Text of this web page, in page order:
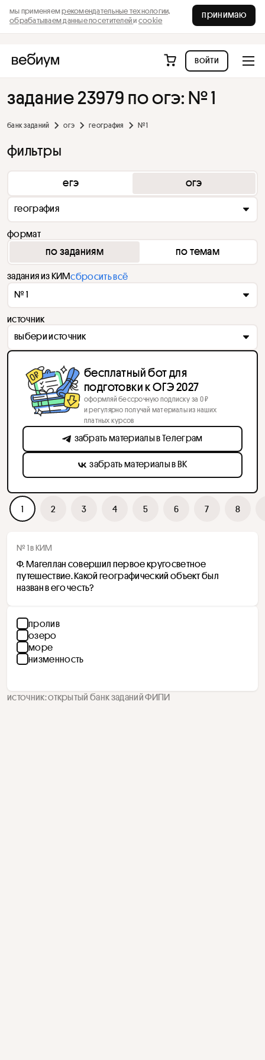
мы применяемрекомендательные технологии,
обрабатываем данные посетителейи cookie
принимаю
войти
задание 23979 по огэ: № 1
банк заданий огэ география № 1
фильтры
егэ огэ
география
формат
по заданиям по темам
задания из КИМсбросить всё
№ 1
источник
выбери источник
1 2 3 4 5 6 7 8
№ 1 в КИМ
Ф. Магеллан совершил первое кругосветное
путешествие. Какой географический объект был
назван в его честь?
пролив
озеро
море
низменность
источник: открытый банк заданий ФИПИ
бесплатный бот для
подготовки к ОГЭ 2027
оформляй бессрочную подписку за 0 ₽
и регулярно получай материалы из наших
платных курсов
забрать материалы в Телеграм
забрать материалы в ВК